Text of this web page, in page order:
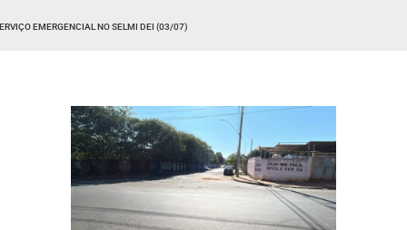
EMERGENCIAL NO SELMI DEI (03/07)